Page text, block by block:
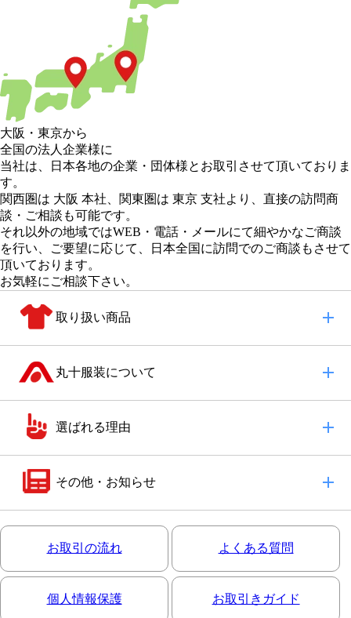
大阪 ・ 東京から
全国の法人企業様に
当社は、日本各地の企業・団体様とお取引させて頂いておりま
す。
関西圏は 大阪 本社
関東圏は 東京 支社より、直接の訪問商
談・ご相談も可能です。
それ以外の地域ではWEB・電話・メールにて細やかなご商談
を行い、
ご要望に応じて、日本全国に訪問でのご商談もさせて
頂いております。
お気軽にご相談下さい。
取り扱い商品
丸十服装について
選ばれる理由
その他・お知らせ
お取引の流れ よくある質問
個人情報保護 お取引きガイド